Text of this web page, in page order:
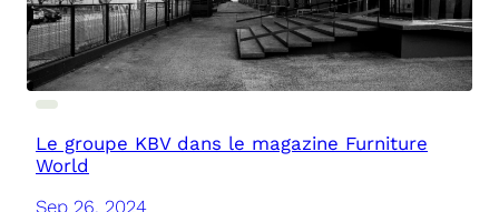
Le groupe KBV dans le magazine Furniture
World
Sep 26, 2024